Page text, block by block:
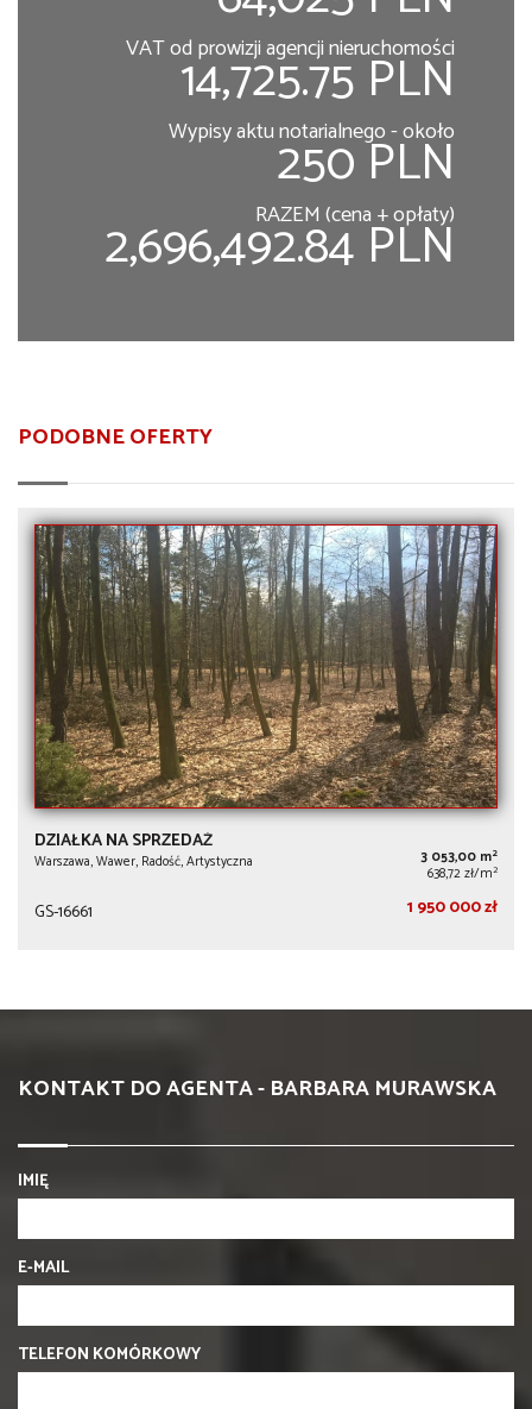
VAT od prowizji agencji nieruchomości
14,725.75 PLN
Wypisy aktu notarialnego - około
250 PLN
RAZEM (cena + opłaty)
2,696,492.84 PLN
PODOBNE OFERTY
DZIAŁKA NA SPRZEDAŻ
Warszawa, Wawer, Radość, Artystyczna 3 053,00 m2
638,72 zł/m2
GS-16661 1 950 000 zł
KONTAKT DO AGENTA - BARBARA MURAWSKA
IMIĘ
E-MAIL
TELEFON KOMÓRKOWY